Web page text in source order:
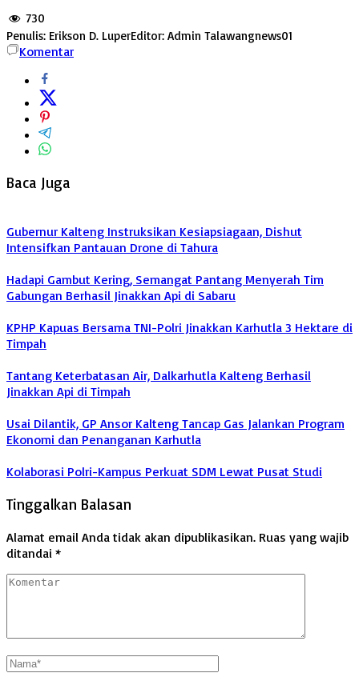
730
Penulis: Erikson D. LuperEditor: Admin Talawangnews01
Komentar
Baca Juga
Gubernur Kalteng Instruksikan Kesiapsiagaan, Dishut
Intensifkan Pantauan Drone di Tahura
Hadapi Gambut Kering, Semangat Pantang Menyerah Tim
Gabungan Berhasil Jinakkan Api di Sabaru
KPHP Kapuas Bersama TNI-Polri Jinakkan Karhutla 3 Hektare di
Timpah
Tantang Keterbatasan Air, Dalkarhutla Kalteng Berhasil
Jinakkan Api di Timpah
Usai Dilantik, GP Ansor Kalteng Tancap Gas Jalankan Program
Ekonomi dan Penanganan Karhutla
Kolaborasi Polri-Kampus Perkuat SDM Lewat Pusat Studi
Tinggalkan Balasan
Alamat email Anda tidak akan dipublikasikan. Ruas yang wajib
ditandai *